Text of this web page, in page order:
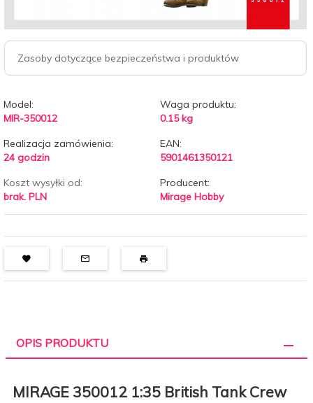
Zasoby dotyczące bezpieczeństwa i produktów
Model:
MIR-350012
Waga produktu:
0.15 kg
Realizacja zamówienia:
24 godzin
EAN:
5901461350121
Koszt wysyłki od:
brak. PLN
Producent:
Mirage Hobby
OPIS PRODUKTU
MIRAGE 350012 1:35 British Tank Crew